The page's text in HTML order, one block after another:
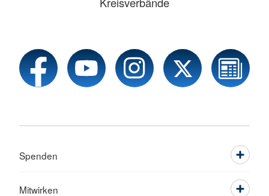
Spenden
Mitwirken